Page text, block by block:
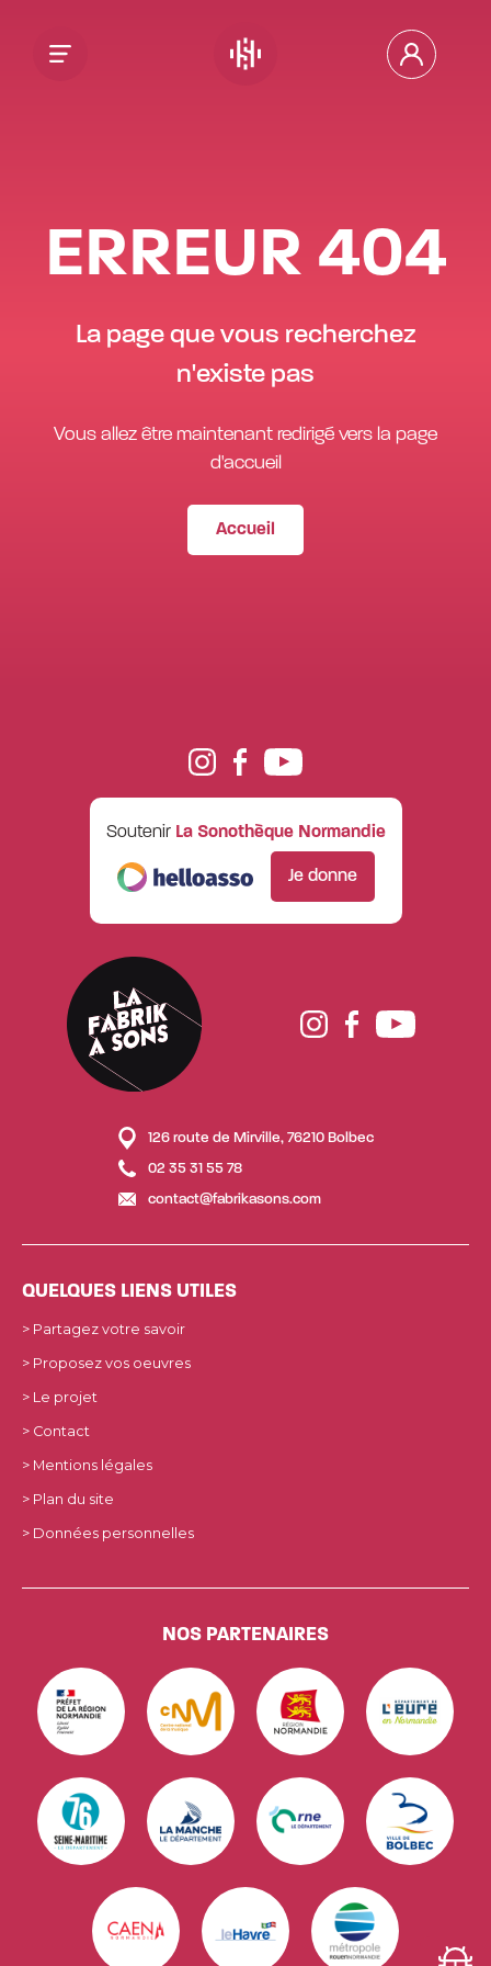
ERREUR 404
La page que vous recherchez
n'existe pas
Vous allez être maintenant redirigé vers la page
d'accueil
Accueil
Soutenir La Sonothèque Normandie
Je donne
126 route de Mirville, 76210 Bolbec
02 35 31 55 78
contact@fabrikasons.com
QUELQUES LIENS UTILES
> Partagez votre savoir
> Proposez vos oeuvres
> Le projet
> Contact
> Mentions légales
> Plan du site
> Données personnelles
NOS PARTENAIRES